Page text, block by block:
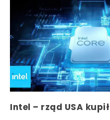
Intel – rząd USA